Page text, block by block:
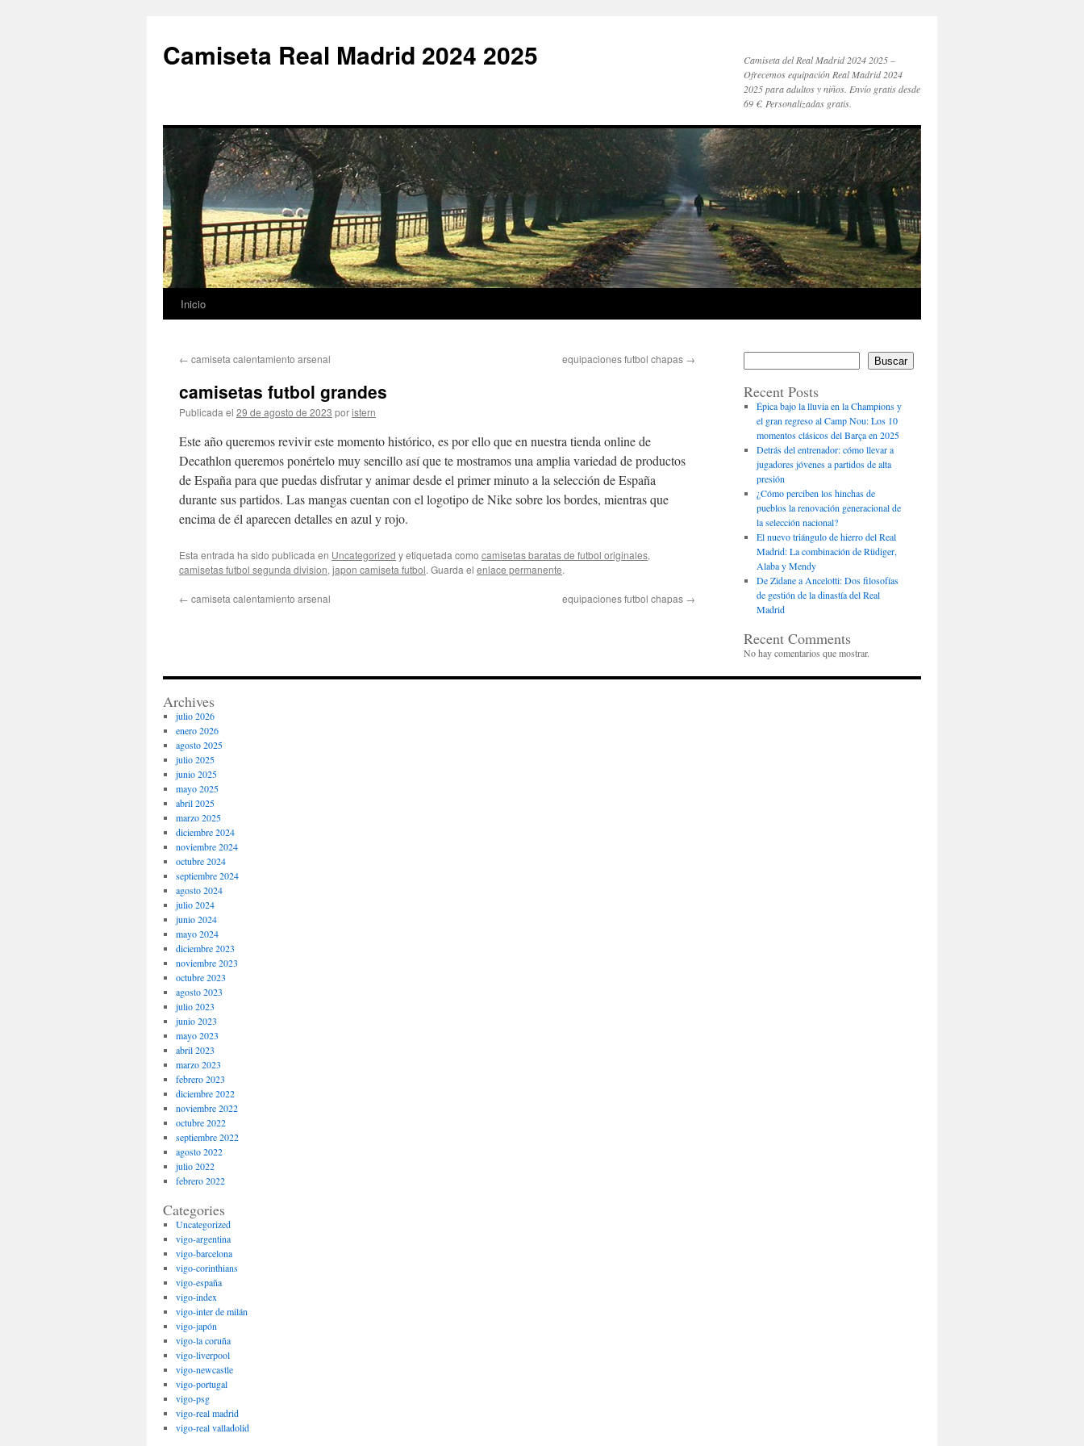
Camiseta Real Madrid 2024 2025
Camiseta del Real Madrid 2024 2025 –
Ofrecemos equipación Real Madrid 2024
2025 para adultos y niños. Envío gratis desde
69 €. Personalizadas gratis.
Saltar
contenido
Inicio
← camiseta calentamiento arsenal equipaciones futbol chapas →
camisetas futbol grandes
Publicada el 29 de agosto de 2023 poristern
Este año queremos revivir este momento histórico, es por ello que en nuestra tienda online de
Decathlon queremos ponértelo muy sencillo así que te mostramos una amplia variedad de productos
de España para que puedas disfrutar y animar desde el primer minuto a la selección de España
durante sus partidos. Las mangas cuentan con el logotipo de Nike sobre los bordes, mientras que
encima de él aparecen detalles en azul y rojo.
Esta entrada ha sido publicada en Uncategorized y etiquetada como camisetas baratas de futbol originales,
camisetas futbol segunda division, japon camiseta futbol. Guarda el enlace permanente.
← camiseta calentamiento arsenal equipaciones futbol chapas →
Buscar
Recent Posts
Épica bajo la lluvia en la Champions y
el gran regreso al Camp Nou: Los 10
momentos clásicos del Barça en 2025
Detrás del entrenador: cómo llevar a
jugadores jóvenes a partidos de alta
presión
¿Cómo perciben los hinchas de
pueblos la renovación generacional de
la selección nacional?
El nuevo triángulo de hierro del Real
Madrid: La combinación de Rüdiger,
Alaba y Mendy
De Zidane a Ancelotti: Dos filosofías
de gestión de la dinastía del Real
Madrid
Recent Comments
No hay comentarios que mostrar.
Archives
julio 2026
enero 2026
agosto 2025
julio 2025
junio 2025
mayo 2025
abril 2025
marzo 2025
diciembre 2024
noviembre 2024
octubre 2024
septiembre 2024
agosto 2024
julio 2024
junio 2024
mayo 2024
diciembre 2023
noviembre 2023
octubre 2023
agosto 2023
julio 2023
junio 2023
mayo 2023
abril 2023
marzo 2023
febrero 2023
diciembre 2022
noviembre 2022
octubre 2022
septiembre 2022
agosto 2022
julio 2022
febrero 2022
Categories
Uncategorized
vigo-argentina
vigo-barcelona
vigo-corinthians
vigo-españa
vigo-index
vigo-inter de milán
vigo-japón
vigo-la coruña
vigo-liverpool
vigo-newcastle
vigo-portugal
vigo-psg
vigo-real madrid
vigo-real valladolid